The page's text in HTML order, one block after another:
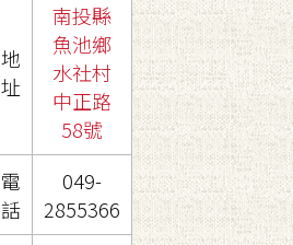
地
址
南投縣
魚池鄉
水社村
中正路
58號
電
話
049-
2855366